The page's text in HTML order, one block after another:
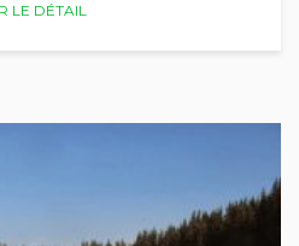
LE DÉTAIL